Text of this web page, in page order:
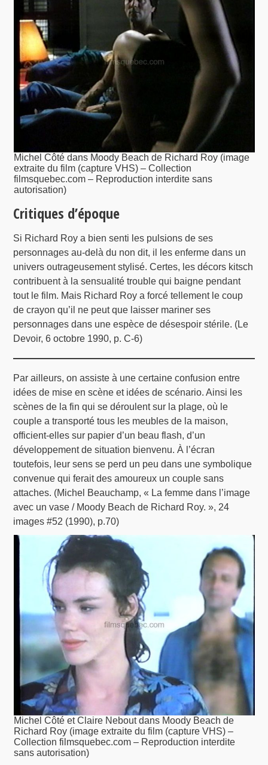
Michel Côté dans Moody Beach de Richard Roy (image
extraite du film (capture VHS) – Collection
filmsquebec.com – Reproduction interdite sans
autorisation)
Critiques d’époque
Si Richard Roy a bien senti les pulsions de ses
personnages au-delà du non dit, il les enferme dans un
univers outrageusement stylisé. Certes, les décors kitsch
contribuent à la sensualité trouble qui baigne pendant
tout le film. Mais Richard Roy a forcé tellement le coup
de crayon qu’il ne peut que laisser mariner ses
personnages dans une espèce de désespoir stérile. (Le
Devoir, 6 octobre 1990, p. C-6)
Par ailleurs, on assiste à une certaine confusion entre
idées de mise en scène et idées de scénario. Ainsi les
scènes de la fin qui se déroulent sur la plage, où le
couple a transporté tous les meubles de la maison,
officient-elles sur papier d’un beau flash, d’un
développement de situation bienvenu. À l’écran
toutefois, leur sens se perd un peu dans une symbolique
convenue qui ferait des amoureux un couple sans
attaches. (Michel Beauchamp, « La femme dans l’image
avec un vase / Moody Beach de Richard Roy. », 24
images #52 (1990), p.70)
Michel Côté et Claire Nebout dans Moody Beach de
Richard Roy (image extraite du film (capture VHS) –
Collection filmsquebec.com – Reproduction interdite
sans autorisation)